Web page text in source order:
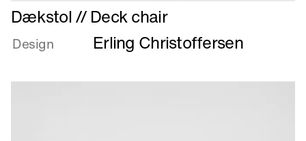
Læs
mere
om
Dækstol // Deck chair
Design Erling Christoffersen